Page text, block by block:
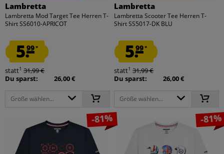
Lambretta
Lambretta Mod Target Tee Herren T-
Shirt SS6010-APRICOT
5.99*
statt1 31,99 €
Du sparst:
26,00 €
Größe wählen...
Lambretta
Lambretta Scooter Tee Herren T-
Shirt SS5017-DK BLU
5.99*
statt1 31,99 €
Du sparst:
26,00 €
Größe wählen...
-81% -81%